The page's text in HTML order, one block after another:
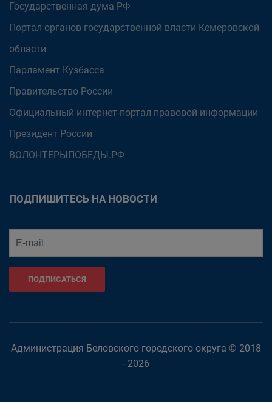
Государственная дума РФ
Портал органов государственной власти Кемеровской
области
Парламент Кузбасса
Правительство России
Официальный интернет-портал правовой информации
Президент России
ВОЛОНТЕРЫПОБЕДЫ.РФ
ПОДПИШИТЕСЬ НА НОВОСТИ
ПОДПИСАТЬСЯ
Администрация Беловского городского округа © 2018
- 2026